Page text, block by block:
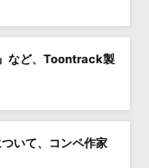
など、Toontrack製
いて、コンペ作家